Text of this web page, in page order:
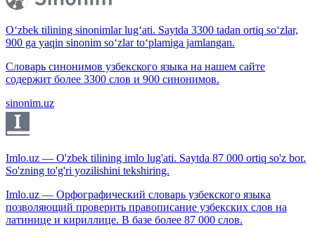
O‘zbek tilining sinonimlar lug‘ati. Saytda 3300 tadan ortiq so‘zlar,
900 ga yaqin sinonim so‘zlar to‘plamiga jamlangan.
Словарь синонимов узбекского языка на нашем сайте
содержит более 3300 слов и 900 синонимов.
sinonim.uz
Imlo.uz — O'zbek tilining imlo lug'ati. Saytda 87 000 ortiq so'z bor.
So'zning to'g'ri yozilishini tekshiring.
Imlo.uz — Орфографический словарь узбекского языка
позволяющий проверить правописание узбекских слов на
латинице и кириллице. В базе более 87 000 слов.